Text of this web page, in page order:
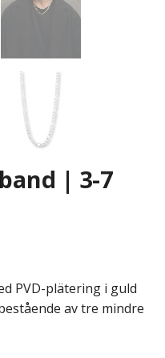
| 3-7
PVD-plätering i guld
av tre mindre